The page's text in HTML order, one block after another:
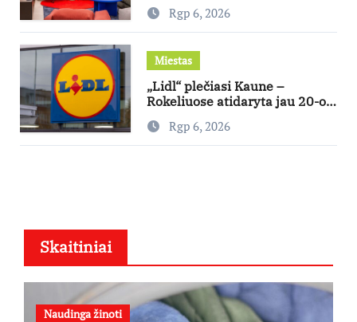
pataria, kaip pasirinkti būstą,
kuris generuos grąžą
Rgp 6, 2026
Miestas
„Lidl“ plečiasi Kaune –
Rokeliuose atidaryta jau 20-oji
parduotuvė mieste
Rgp 6, 2026
Skaitiniai
Naudinga žinoti